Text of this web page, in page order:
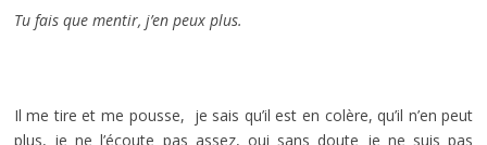
Tu fais que mentir, j’en peux plus.
Il me tire et me pousse, je sais qu’il est en colère, qu’il n’en peut
plus, je ne l’écoute pas assez, oui sans doute je ne suis pas